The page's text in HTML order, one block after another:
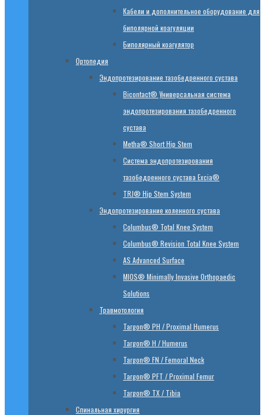
Кабели и дополнительное оборудование для
биполярной коагуляции
Биполярный коагулятор
Ортопедия
Эндопротезирование тазобедренного сустава
Bicontact® Универсальная система
эндопротезирования тазобедренного
сустава
Metha® Short Hip Stem
Система эндопротезирования
тазобедренного сустава Excia®
TRJ® Hip Stem System
Эндопротезирование коленного сустава
Columbus® Total Knee System
Columbus® Revision Total Knee System
AS Advanced Surface
MIOS® Minimally Invasive Orthopaedic
Solutions
Травмотология
Targon® PH / Proximal Humerus
Targon® H / Humerus
Targon® FN / Femoral Neck
Targon® PFT / Proximal Femur
Targon® TX / Tibia
Спинальная хирургия